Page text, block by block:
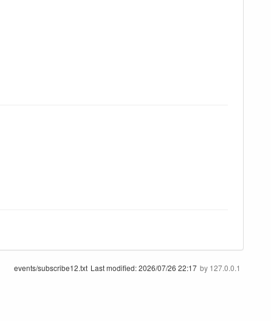
events/subscribe12.txt Last modified:2026/07/26 22:17 by 127.0.0.1